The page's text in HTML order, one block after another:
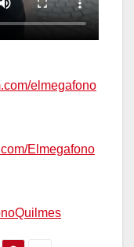
elmegafono
Elmegafono